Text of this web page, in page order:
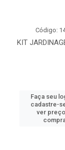
KIT
Código:
Faça seu
cadastre-
ver